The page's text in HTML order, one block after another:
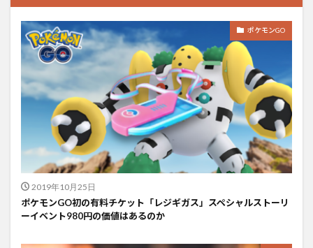
ポケモンGO
2019年10月25日
ポケモンGO初の有料チケット「レジギガス」スペシャルストーリ
ーイベント980円の価値はあるのか